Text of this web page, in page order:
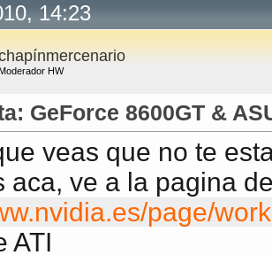
14:23
Moderador HW
GeForce 8600GT &
veas que no te
aca, ve a la pagina
page/
ATI